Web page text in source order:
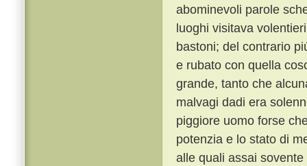
abominevoli parole
luoghi visitava
bastoni; del contrario
e rubato con quella
grande, tanto che
malvagi dadi era
piggiore uomo forse
potenzia e lo stato di
alle quali assai